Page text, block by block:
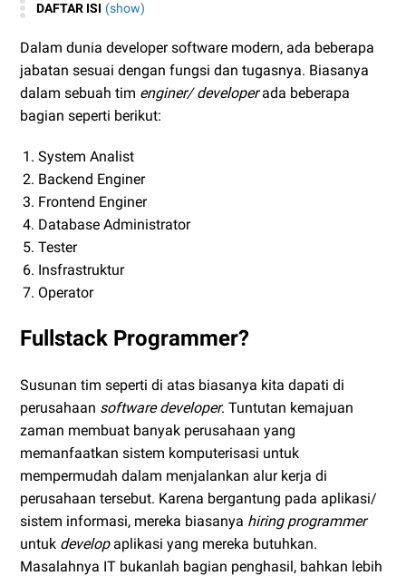
DAFTAR ISI (show)
Dalam dunia developer software modern, ada beberapa
jabatan sesuai dengan fungsi dan tugasnya. Biasanya
dalam sebuah tim enginer/ developerada beberapa
bagian seperti berikut:
System Analist
Backend Enginer
Frontend Enginer
Database Administrator
Tester
Insfrastruktur
Operator
Fullstack Programmer?
Susunan tim seperti di atas biasanya kita dapati di
perusahaan software developer. Tuntutan kemajuan
zaman membuat banyak perusahaan yang
memanfaatkan sistem komputerisasi untuk
mempermudah dalam menjalankan alur kerja di
perusahaan tersebut. Karena bergantung pada aplikasi/
sistem informasi, mereka biasanya hiring programmer
untuk developaplikasi yang mereka butuhkan.
Masalahnya IT bukanlah bagian penghasil, bahkan lebih